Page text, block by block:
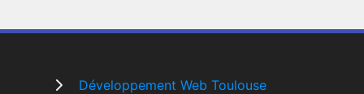
Développement Web Toulouse